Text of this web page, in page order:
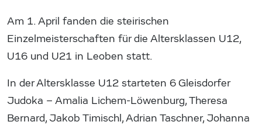
Am 1. April fanden die steirischen
Einzelmeisterschaften für die Altersklassen U12,
U16 und U21 in Leoben statt.
In der Altersklasse U12 starteten 6 Gleisdorfer
Judoka – Amalia Lichem-Löwenburg, Theresa
Bernard, Jakob Timischl, Adrian Taschner, Johanna